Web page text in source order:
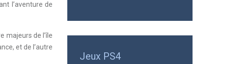
l’aventure de
majeurs de l’île
et de l’autre
Jeux PS4